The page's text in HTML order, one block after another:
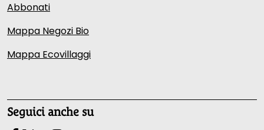
Abbonati
Mappa Negozi Bio
Mappa Ecovillaggi
Seguici anche su